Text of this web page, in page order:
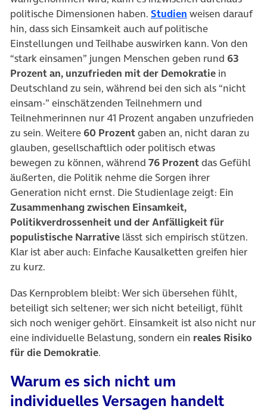
politische Dimensionen haben. Studien (öffnet in neuem
weisen darauf
hin, dass sich Einsamkeit auch auf politische
Einstellungen und Teilhabe auswirken kann. Von den
“stark einsamen” jungen Menschen geben rund 63
Prozent an, unzufrieden mit der Demokratie in
Deutschland zu sein, während bei den sich als “nicht
einsam-” einschätzenden Teilnehmern und
Teilnehmerinnen nur 41 Prozent angaben unzufrieden
zu sein. Weitere 60 Prozentgaben an, nicht daran zu
glauben, gesellschaftlich oder politisch etwas
bewegen zu können, während 76 Prozentdas Gefühl
äußerten, die Politik nehme die Sorgen ihrer
Generation nicht ernst. Die Studienlage zeigt: Ein
Zusammenhang zwischen Einsamkeit,
Politikverdrossenheit und der Anfälligkeit für
populistische Narrative lässt sich empirisch stützen.
Klar ist aber auch: Einfache Kausalketten greifen hier
zu kurz.
Das Kernproblem bleibt: Wer sich übersehen fühlt,
beteiligt sich seltener; wer sich nicht beteiligt, fühlt
sich noch weniger gehört. Einsamkeit ist also nicht nur
eine individuelle Belastung, sondern ein reales Risiko
für die Demokratie.
Warum es sich nicht um
individuelles Versagen handelt